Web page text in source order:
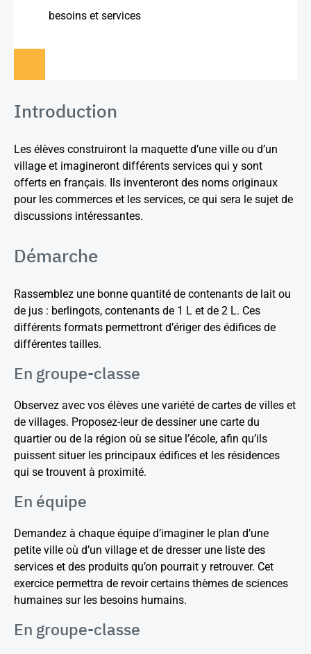
besoins et services
Introduction
Les élèves construiront la maquette d’une ville ou d’un
village et imagineront différents services qui y sont
offerts en français. Ils inventeront des noms originaux
pour les commerces et les services, ce qui sera le sujet de
discussions intéressantes.
Démarche
Rassemblez une bonne quantité de contenants de lait ou
de jus : berlingots, contenants de 1 L et de 2 L. Ces
différents formats permettront d’ériger des édifices de
différentes tailles.
En groupe-classe
Observez avec vos élèves une variété de cartes de villes et
de villages. Proposez-leur de dessiner une carte du
quartier ou de la région où se situe l’école, afin qu’ils
puissent situer les principaux édifices et les résidences
qui se trouvent à proximité.
En équipe
Demandez à chaque équipe d’imaginer le plan d’une
petite ville où d’un village et de dresser une liste des
services et des produits qu’on pourrait y retrouver. Cet
exercice permettra de revoir certains thèmes de sciences
humaines sur les besoins humains.
En groupe-classe